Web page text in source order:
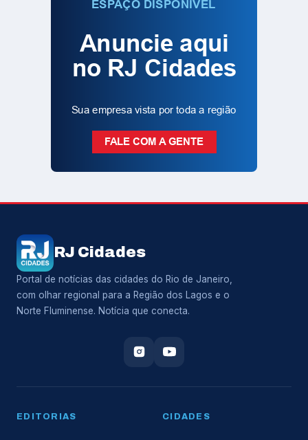
RJ Cidades
Portal de notícias das cidades do Rio de Janeiro,
com olhar regional para a Região dos Lagos e o
Norte Fluminense. Notícia que conecta.
EDITORIAS CIDADES